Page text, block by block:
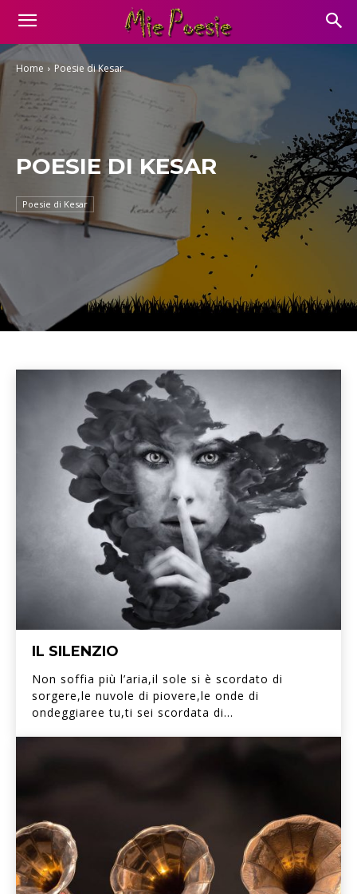
Home Poesie di Kesar
POESIE DI KESAR
Poesie di Kesar
IL SILENZIO
Non soffia più l’aria,il sole si è scordato di
sorgere,le nuvole di piovere,le onde di
ondeggiaree tu,ti sei scordata di...